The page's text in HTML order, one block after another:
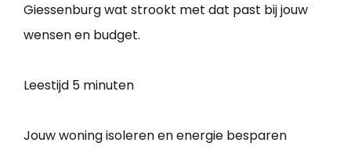
Giessenburg wat strookt met dat past bij jouw
wensen en budget.
Leestijd 5 minuten
Jouw woning isoleren en energie besparen